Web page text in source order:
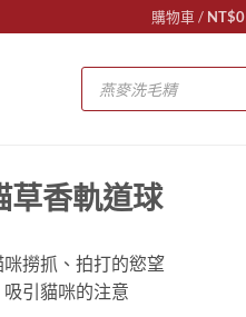
購物車 / NT$0
Products
search
草香軌道球
撈抓、拍打的慾望
引貓咪的注意